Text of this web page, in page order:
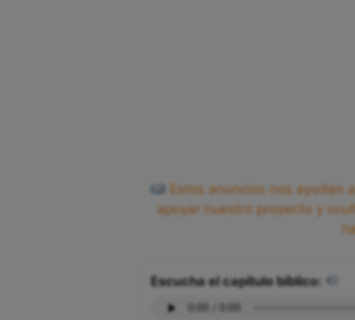
Estos anuncios nos ayudan
apoyar nuestro proyecto y
Escucha el capítulo bíblico: